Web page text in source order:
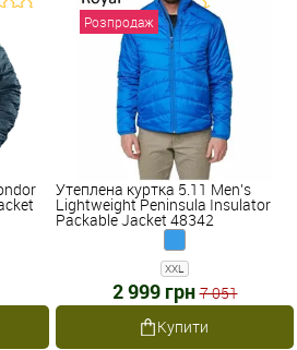
Розпродаж
Утеплена куртка 5.11 Men's
Lightweight Peninsula Insulator
Packable Jacket 48342
XXL
2 999 грн 7 051
Купити